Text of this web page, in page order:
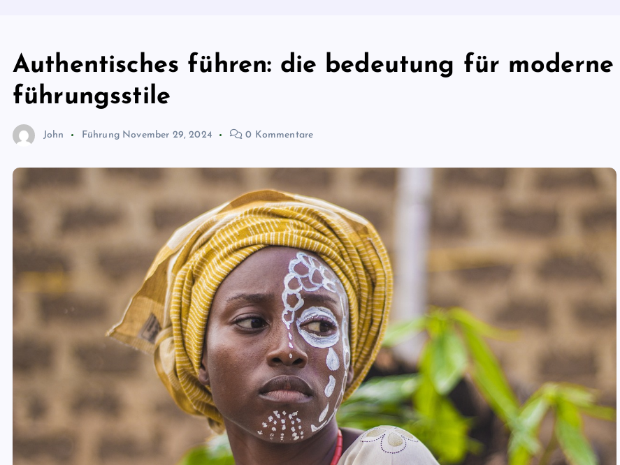
Authentisches führen: die bedeutung für moderne
führungsstile
John Führung November 29, 2024 0 Kommentare